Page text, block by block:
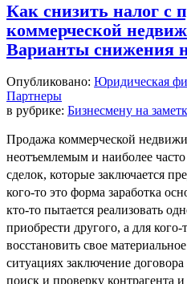
Как снизить налог с
коммерческой
Варианты снижения
Опубликовано: Юридическая
Партнеры
в рубрике: Бизнесмену на
Продажа коммерческой
неотъемлемым и наиболее
сделок, которые заключается
кого-то это форма заработка
кто-то пытается реализовать
приобрести другого, а для кого-
восстановить свое
ситуациях заключение договора
поиск и проверку контрагента